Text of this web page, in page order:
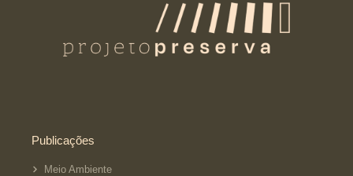
Publicações
Meio Ambiente